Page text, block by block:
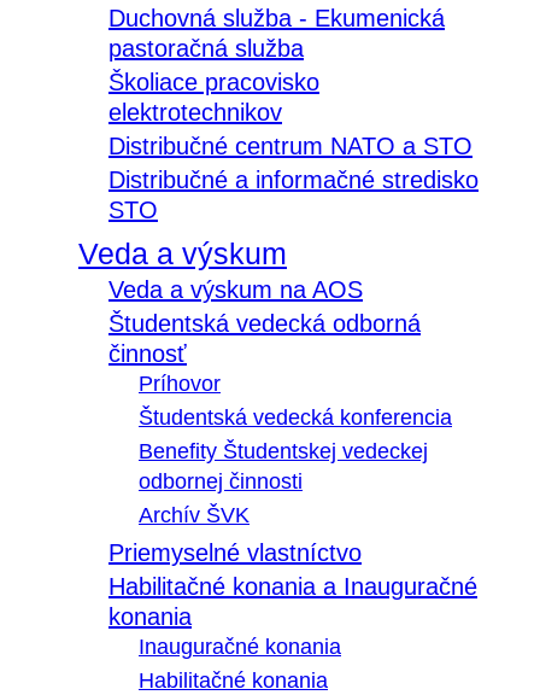
Duchovná služba - Ekumenická
pastoračná služba
Školiace pracovisko
elektrotechnikov
Distribučné centrum NATO a STO
Distribučné a informačné stredisko
STO
Veda a výskum
Veda a výskum na AOS
Študentská vedecká odborná
činnosť
Príhovor
Študentská vedecká konferencia
Benefity Študentskej vedeckej
odbornej činnosti
Archív ŠVK
Priemyselné vlastníctvo
Habilitačné konania a Inauguračné
konania
Inauguračné konania
Habilitačné konania